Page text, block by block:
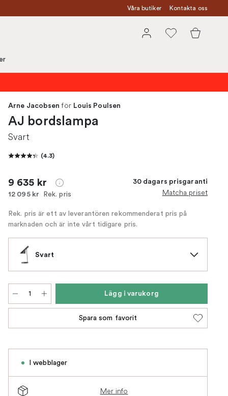
Våra butiker Kontakta oss
Arne Jacobsen för Louis Poulsen
AJ bordslampa
Svart
(4.3)
9 635 kr
12 095 kr Rek. pris
30 dagars prisgaranti
Matcha priset
Rek. pris är ett av leverantören rekommenderat pris på
marknaden och är inte vårt tidigare pris.
Svart
Lägg i varukorg
Spara som favorit
I webblager
Mer info